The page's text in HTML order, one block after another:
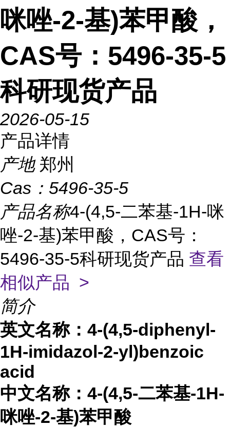
咪唑-2-基)苯甲酸，
CAS号：5496-35-5
科研现货产品
2026-05-15
产品详情
产地 郑州
Cas： 5496-35-5
产品名称4-(4,5-二苯基-1H-咪
唑-2-基)苯甲酸，CAS号：
5496-35-5科研现货产品 查看
相似产品 >
简介
英文名称： 4-(4,5-diphenyl-
1H-imidazol-2-yl)benzoic
acid
中文名称： 4-(4,5-二苯基-1H-
咪唑-2-基)苯甲酸